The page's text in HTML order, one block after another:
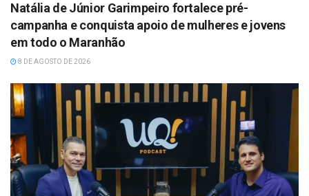
Natália de Júnior Garimpeiro fortalece pré-
campanha e conquista apoio de mulheres e jovens
em todo o Maranhão
8 DE AGOSTO DE 2026